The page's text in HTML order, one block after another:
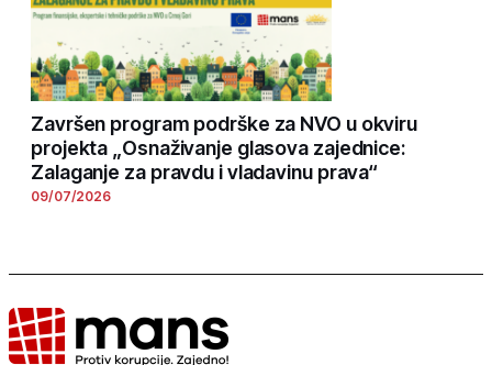
Završen program podrške za NVO u okviru
projekta „Osnaživanje glasova zajednice:
Zalaganje za pravdu i vladavinu prava“
09/07/2026